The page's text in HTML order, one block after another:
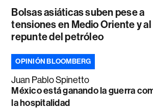
Bolsas asiáticas suben pese a
tensiones en Medio Oriente y al
repunte del petróleo
OPINIÓN BLOOMBERG
Juan Pablo Spinetto
México está ganando la guerra
la hospitalidad